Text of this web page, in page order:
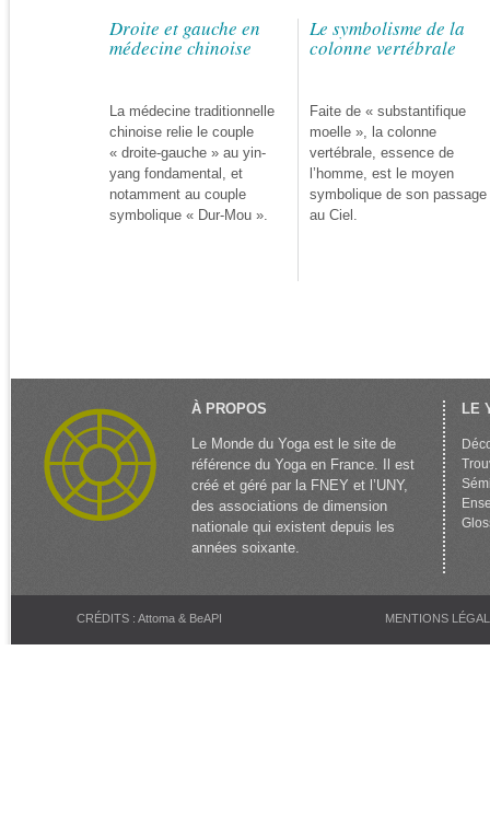
Droite et gauche en
médecine chinoise
La médecine traditionnelle
chinoise relie le couple
« droite-gauche » au yin-
yang fondamental, et
notamment au couple
symbolique « Dur-Mou ».
Le symbolisme de la
colonne vertébrale
Faite de « substantifique
moelle », la colonne
vertébrale, essence de
l’homme, est le moyen
symbolique de son passage
au Ciel.
À PROPOS
Le Monde du Yoga est le site de
référence du Yoga en France. Il est
créé et géré par la FNEY et l’UNY,
des associations de dimension
nationale qui existent depuis les
années soixante.
LE
CRÉDITS : Attoma & BeAPI MENTIONS